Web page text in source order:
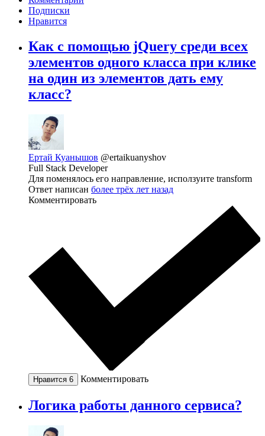
Подписки
Нравится
Как с помощью jQuery среди всех
элементов одного класса при клике
на один из элементов дать ему
класс?
Ертай Куанышов @ertaikuanyshov
Full Stack Developer
Для поменялось его направление, исползуите transform
Ответ написан более трёх лет назад
Комментировать
Нравится 6 Комментировать
Логика работы данного сервиса?